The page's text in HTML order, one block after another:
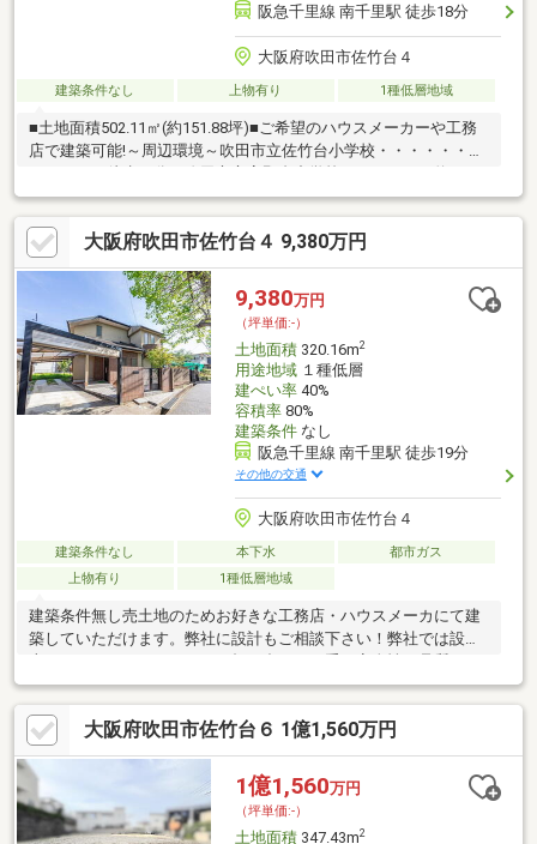
阪急千里線 南千里駅 徒歩18分
大阪府吹田市佐竹台４
建築条件なし 上物有り 1種低層地域
■土地面積502.11㎡(約151.88坪)■ご希望のハウスメーカーや工務
店で建築可能!～周辺環境～吹田市立佐竹台小学校・・・・・・約
３２０ｍ（徒歩４分）吹田市立高野台中学校・・・・・・約６３
０ｍ（徒歩８分）ローソン吹田山田西一丁目店・・・約７３０ｍ
（徒歩１０分）むねのき公園・・・・・・・・・・約１００ｍ
（徒歩２分）コープこうべコープ吹田・・・・・約２９０ｍ（徒
歩４分）※８０mを１分で計算しています
大阪府吹田市佐竹台４ 9,380万円
9,380万円
（坪単価:-）
土地面積320.16m2
用途地域１種低層
建ぺい率40%
容積率80%
建築条件なし
阪急千里線 南千里駅 徒歩19分
その他の交通
大阪府吹田市佐竹台４
建築条件なし 本下水
都市ガス
上物有り
1種低層地域
建築条件無し売土地のためお好きな工務店・ハウスメーカにて建
築していただけます。弊社に設計もご相談下さい！弊社では設計
ザインが両立した、お客様の「自分スタイル」をカタチに致しま
す。前面道路との高低差無し。道路幅員約12.3ｍ、間口約15.5ｍ
と広々。お車の駐車もラクラク。モデルハウスもございますの
で、随時ご案内させていただきます。お気軽にお問い合わせくだ
さい。
大阪府吹田市佐竹台６ 1億1,560万円
1億1,560万円
（坪単価:-）
土地面積347.43m2